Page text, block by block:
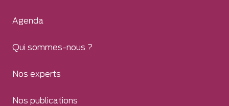
Agenda
Qui sommes-nous ?
Nos experts
Nos publications